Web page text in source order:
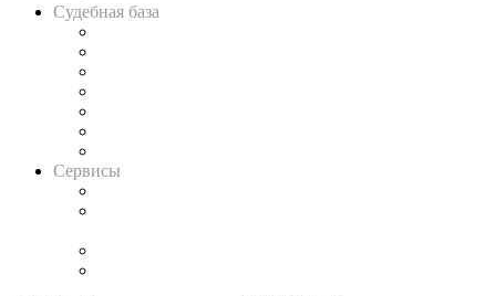
Судебная база
Сервисы